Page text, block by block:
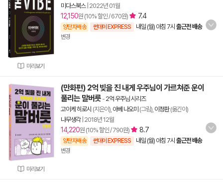
미리보기
미다스북스| 2022년 01월
12,150원 (10% 할인 / 670원) 7.4
양탄자배송 썬데이 EXPRESS 내일 (월) 아침 7시 출근전 배송
변경
미리보기
(만화편) 2억 빚을 진 내게 우주님이 가르쳐준 운이
풀리는 말버릇 - 2억 우주님 시리즈
고이케 히로시 (지은이), 아베 나오미 (그림), 이정환(옮긴이)
나무생각| 2018년 12월
14,220원 (10% 할인 / 790원) 8.7
양탄자배송 썬데이 EXPRESS 내일 (월) 아침 7시 출근전 배송
변경